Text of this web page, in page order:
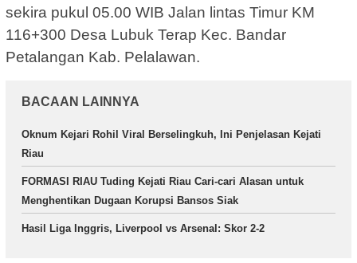
sekira pukul 05.00 WIB Jalan lintas Timur KM
116+300 Desa Lubuk Terap Kec. Bandar
Petalangan Kab. Pelalawan.
BACAAN LAINNYA
Oknum Kejari Rohil Viral Berselingkuh, Ini Penjelasan Kejati
Riau
FORMASI RIAU Tuding Kejati Riau Cari-cari Alasan untuk
Menghentikan Dugaan Korupsi Bansos Siak
Hasil Liga Inggris, Liverpool vs Arsenal: Skor 2-2